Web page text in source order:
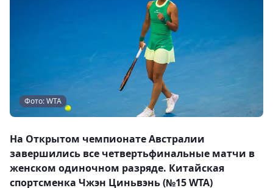
Фото: WTA
На Открытом чемпионате Австралии
завершились все четвертьфинальные матчи в
женском одиночном разряде. Китайская
спортсменка Чжэн Циньвэнь (№15 WTA)